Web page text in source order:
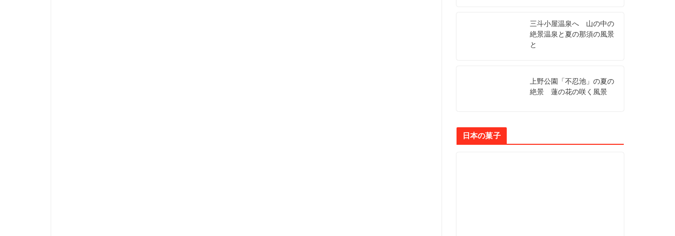
三斗小屋温泉へ 山の中の
絶景温泉と夏の那須の風景
と
上野公園「不忍池」の夏の
絶景 蓮の花の咲く風景
日本の菓子